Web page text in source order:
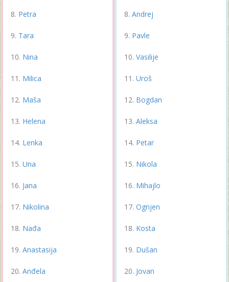
Petra
Tara
Nina
Milica
Maša
Helena
Lenka
Una
Jana
Nikolina
Nađa
Anastasija
Anđela
Andrej
Pavle
Vasilije
Uroš
Bogdan
Aleksa
Petar
Nikola
Mihajlo
Ognjen
Kosta
Dušan
Jovan